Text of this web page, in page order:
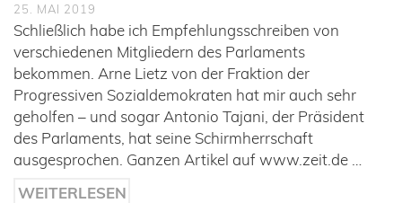
25. MAI 2019
Schließlich habe ich Empfehlungsschreiben von
verschiedenen Mitgliedern des Parlaments
bekommen. Arne Lietz von der Fraktion der
Progressiven Sozialdemokraten hat mir auch sehr
geholfen – und sogar Antonio Tajani, der Präsident
des Parlaments, hat seine Schirmherrschaft
ausgesprochen. Ganzen Artikel auf www.zeit.de …
WEITERLESEN